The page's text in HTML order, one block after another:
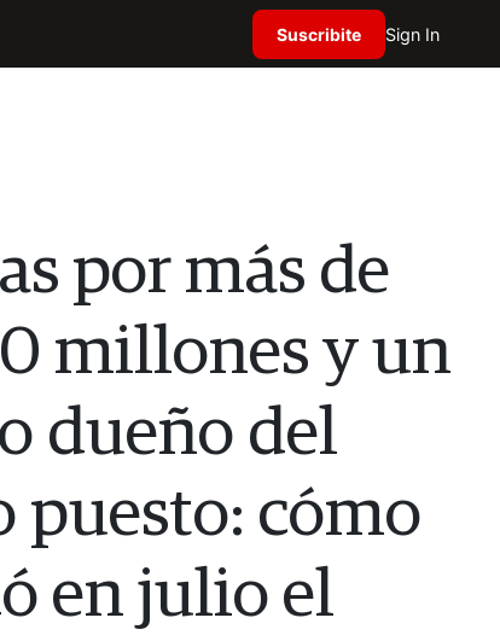
Suscribite Sign In
por más de
millones y un
dueño del
puesto: cómo
en julio el